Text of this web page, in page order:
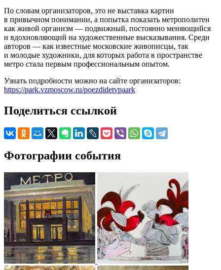
По словам организаторов, это не выставка картин
в привычном понимании, а попытка показать метрополитен
как живой организм — подвижный, постоянно меняющийся
и вдохновляющий на художественные высказывания. Среди
авторов — как известные московские живописцы, так
и молодые художники, для которых работа в пространстве
метро стала первым профессиональным опытом.
Узнать подробности можно на сайте организаторов:
https://park.vzmoscow.ru/poezdidetvpaark
Поделиться ссылкой
Фотографии события